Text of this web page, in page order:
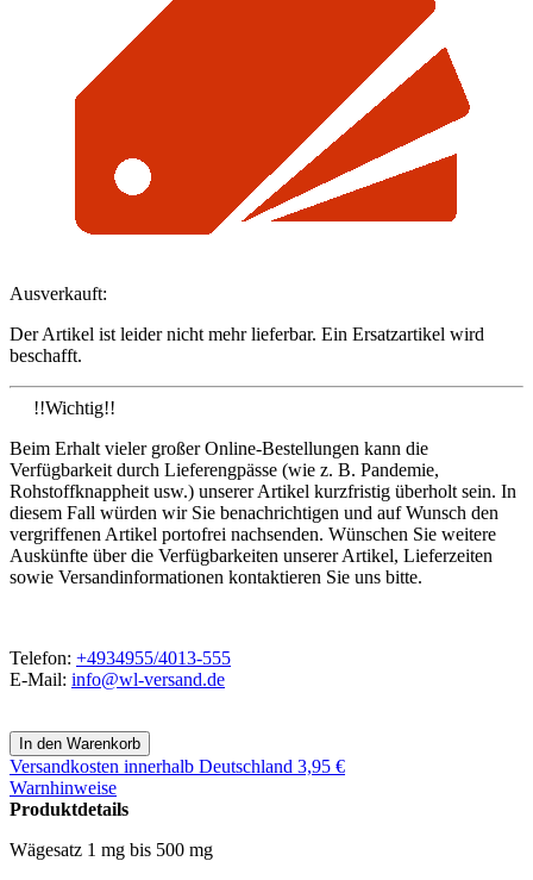
Ausverkauft:
Der Artikel ist leider nicht mehr lieferbar. Ein Ersatzartikel wird
beschafft.
!!Wichtig!!
Beim Erhalt vieler großer Online-Bestellungen kann die
Verfügbarkeit durch Lieferengpässe (wie z. B. Pandemie,
Rohstoffknappheit usw.) unserer Artikel kurzfristig überholt sein. In
diesem Fall würden wir Sie benachrichtigen und auf Wunsch den
vergriffenen Artikel portofrei nachsenden. Wünschen Sie weitere
Auskünfte über die Verfügbarkeiten unserer Artikel, Lieferzeiten
sowie Versandinformationen kontaktieren Sie uns bitte.
Telefon: +4934955/4013-555
E-Mail: info@wl-versand.de
Versandkosten innerhalb Deutschland 3,95 €
Warnhinweise
Produktdetails
Wägesatz 1 mg bis 500 mg